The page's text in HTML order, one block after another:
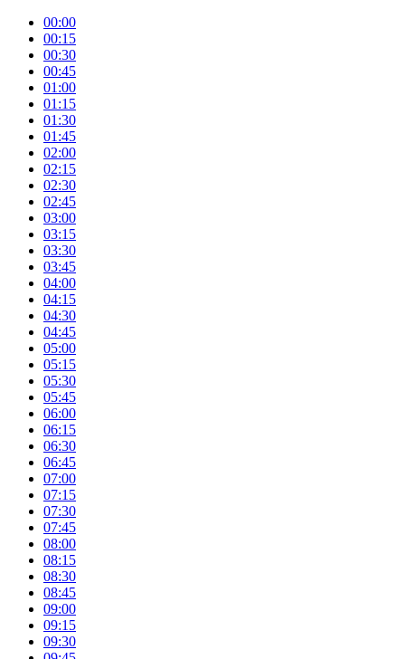
00:00
00:15
00:30
00:45
01:00
01:15
01:30
01:45
02:00
02:15
02:30
02:45
03:00
03:15
03:30
03:45
04:00
04:15
04:30
04:45
05:00
05:15
05:30
05:45
06:00
06:15
06:30
06:45
07:00
07:15
07:30
07:45
08:00
08:15
08:30
08:45
09:00
09:15
09:30